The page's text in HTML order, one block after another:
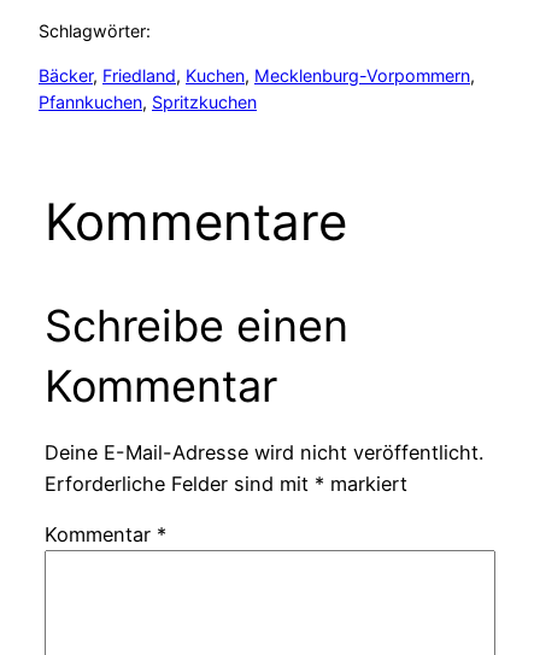
Schlagwörter:
Bäcker, Friedland, Kuchen, Mecklenburg-Vorpommern
Pfannkuchen, Spritzkuchen
Kommentare
Schreibe einen
Kommentar
Deine E-Mail-Adresse wird nicht veröffentlicht.
Erforderliche Felder sind mit * markiert
Kommentar *